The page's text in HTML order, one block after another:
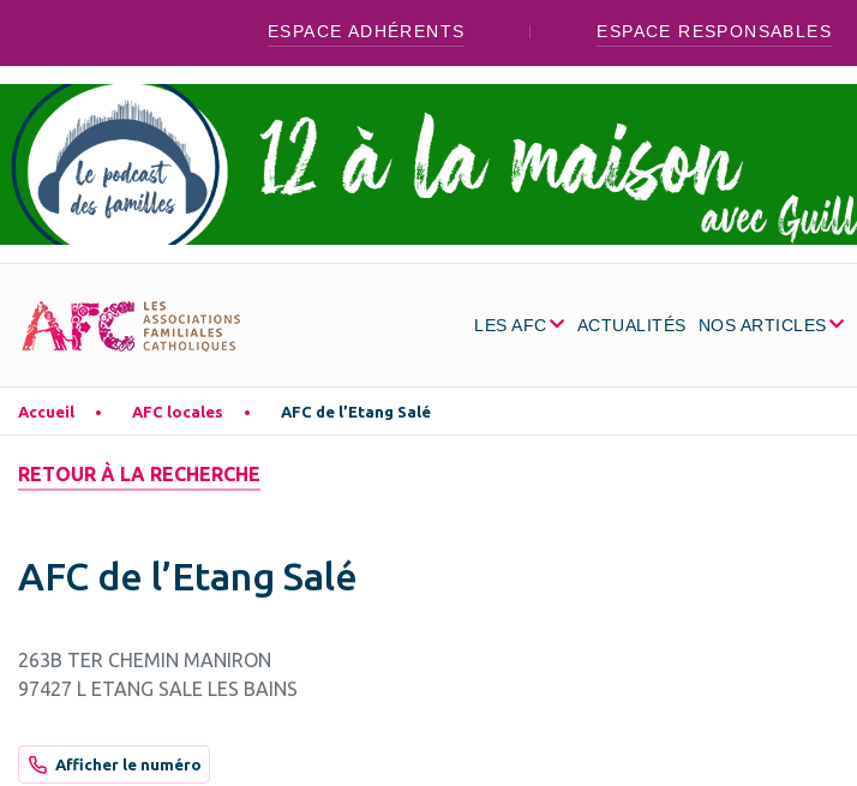
ESPACE ADHÉRENTS ESPACE RESPONSABLES
LES AFC ACTUALITÉS NOS ARTICLES
Accueil AFC locales AFC de l’Etang Salé
RETOUR À LA RECHERCHE
AFC de l’Etang Salé
263B TER CHEMIN MANIRON
97427 L ETANG SALE LES BAINS
Afficher le numéro